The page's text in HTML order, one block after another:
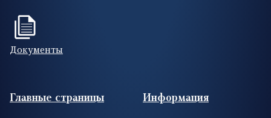
Документы
Footer (RUS)
Главные страницы Информация